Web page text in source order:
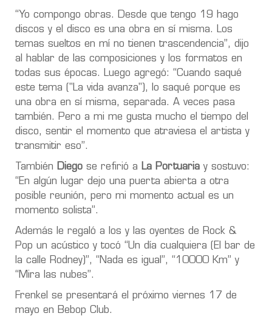
“Yo compongo obras. Desde que tengo 19 hago
discos y el disco es una obra en sí misma. Los
temas sueltos en mí no tienen trascendencia”, dijo
al hablar de las composiciones y los formatos en
todas sus épocas. Luego agregó: “Cuando saqué
este tema ("La vida avanza"), lo saqué porque es
una obra en sí misma, separada. A veces pasa
también. Pero a mi me gusta mucho el tiempo del
disco, sentir el momento que atraviesa el artista y
transmitir eso”.
También Diego se refirió a La Portuaria y sostuvo:
“En algún lugar dejo una puerta abierta a otra
posible reunión, pero mi momento actual es un
momento solista”.
Además le regaló a los y las oyentes de Rock &
Pop un acústico y tocó “Un día cualquiera (El bar de
la calle Rodney)”, “Nada es igual”, “10000 Km” y
“Mira las nubes”.
Frenkel se presentará el próximo viernes 17 de
mayo en Bebop Club.